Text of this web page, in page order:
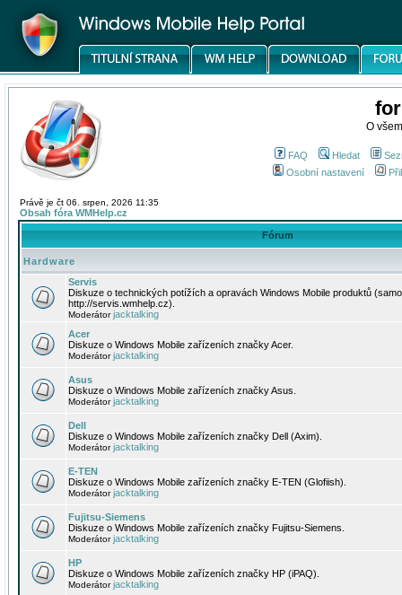
O
FAQ Hledat
Osobní nastavení
Právě je čt 06. srpen, 2026 11:35
Obsah fóra WMHelp.cz
Fórum
Hardware
Servis
Diskuze o technických potížích a opravách Windows Mobile produktů
http://servis.wmhelp.cz).
Moderátorjacktalking
Acer
Diskuze o Windows Mobile zařízeních značky Acer.
Moderátorjacktalking
Asus
Diskuze o Windows Mobile zařízeních značky Asus.
Moderátorjacktalking
Dell
Diskuze o Windows Mobile zařízeních značky Dell (Axim).
Moderátorjacktalking
E-TEN
Diskuze o Windows Mobile zařízeních značky E-TEN (Glofiish).
Moderátorjacktalking
Fujitsu-Siemens
Diskuze o Windows Mobile zařízeních značky Fujitsu-Siemens.
Moderátorjacktalking
HP
Diskuze o Windows Mobile zařízeních značky HP (iPAQ).
Moderátorjacktalking